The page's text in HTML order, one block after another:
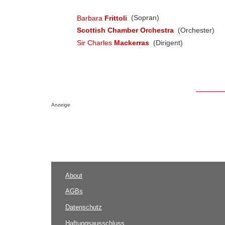
Barbara Frittoli
(Sopran)
Scottish Chamber Orchestra (Orchester)
Sir Charles Mackerras (Dirigent)
Anzeige
About
AGBs
Datenschutz
Haftungsausschluss